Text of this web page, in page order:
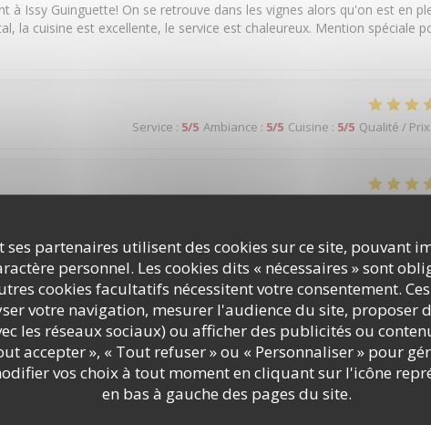
ses partenaires utilisent des cookies sur ce site, pouvant
personnel. Les cookies dits « nécessaires » sont
cookies facultatifs nécessitent votre consentement.
votre navigation, mesurer l'audience du site, proposer
les réseaux sociaux) ou afficher des publicités ou
accepter », « Tout refuser » ou « Personnaliser » pour
vos choix à tout moment en cliquant sur l'icône
en bas à gauche des pages du site.
à Issy Guinguette! On se retrouve dans les vignes alors qu'on est en
la cuisine est excellente, le service est chaleureux. Mention spéciale
Service : 5/5 Ambiance : 5/5 Cuisine : 5/5 Qualité / Prix
plats!
Service: 4 /5 Ambiance:5/5 Cuisine: 5/5 Qualité / Prix
très bon , cuisson très bien , la bavette très beau morceau demandé
endroit très sympathique entouré de vigne Je recommande